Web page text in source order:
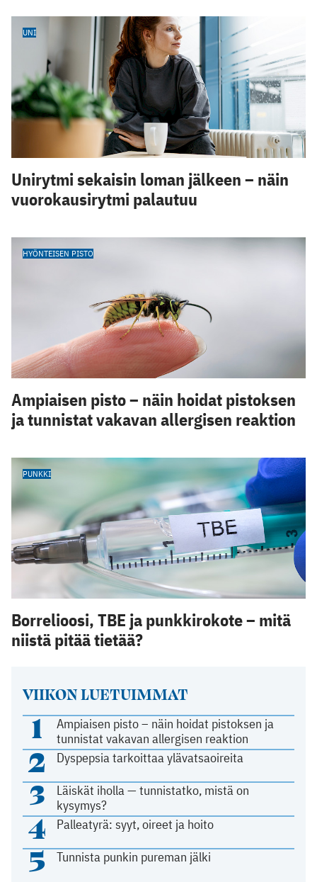
VIIKON LUETUIMMAT
1
Ampiaisen pisto – näin hoidat pistoksen ja
tunnistat vakavan allergisen reaktion
2 Dyspepsia tarkoittaa ylävatsaoireita
3
Läiskät iholla — tunnistatko, mistä on
kysymys?
4 Palleatyrä: syyt, oireet ja hoito
5 Tunnista punkin pureman jälki
UNI
Unirytmi sekaisin loman jälkeen – näin
vuorokausirytmi palautuu
HYÖNTEISEN PISTO
Ampiaisen pisto – näin hoidat pistoksen
ja tunnistat vakavan allergisen reaktion
PUNKKI
Borrelioosi, TBE ja punkkirokote – mitä
niistä pitää tietää?